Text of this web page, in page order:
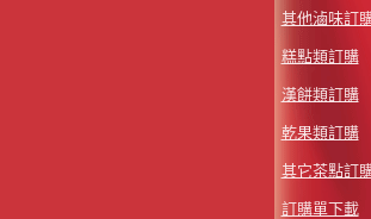
其他滷味訂
糕點類訂購
漢餅類訂購
乾果類訂購
其它茶點訂
訂購單下載